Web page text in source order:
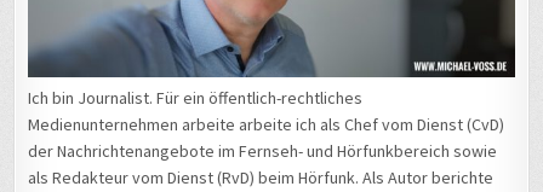
Ich bin Journalist. Für ein öffentlich-rechtliches
Medienunternehmen arbeite arbeite ich als Chef vom Dienst (CvD)
der Nachrichtenangebote im Fernseh- und Hörfunkbereich sowie
als Redakteur vom Dienst (RvD) beim Hörfunk. Als Autor berichte